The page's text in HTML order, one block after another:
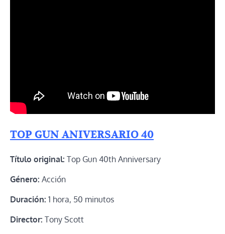
TOP GUN ANIVERSARIO 40
Título original: Top Gun 40th Anniversary
Género: Acción
Duración: 1 hora, 50 minutos
Director: Tony Scott